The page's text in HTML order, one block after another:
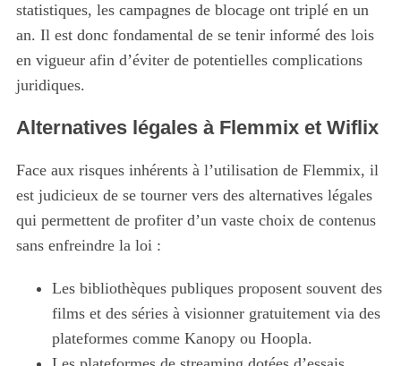
statistiques, les campagnes de blocage ont triplé en un
an. Il est donc fondamental de se tenir informé des lois
en vigueur afin d’éviter de potentielles complications
juridiques.
Alternatives légales à Flemmix et Wiflix
Face aux risques inhérents à l’utilisation de Flemmix, il
est judicieux de se tourner vers des alternatives légales
qui permettent de profiter d’un vaste choix de contenus
sans enfreindre la loi :
Les bibliothèques publiques proposent souvent des
films et des séries à visionner gratuitement via des
plateformes comme Kanopy ou Hoopla.